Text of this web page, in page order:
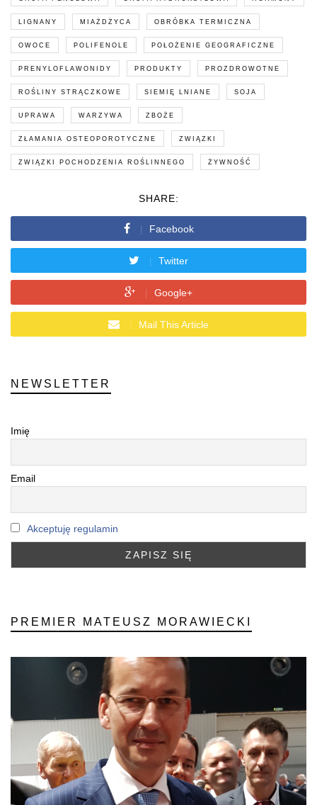
LIGNANY MIAŻDŻYCA OBRÓBKA TERMICZNA
OWOCE POLIFENOLE POŁOŻENIE GEOGRAFICZNE
PRENYLOFLAWONIDY PRODUKTY PROZDROWOTNE
ROŚLINY STRĄCZKOWE SIEMIĘ LNIANE SOJA
UPRAWA WARZYWA ZBOŻE
ZŁAMANIA OSTEOPOROTYCZNE ZWIĄZKI
ZWIĄZKI POCHODZENIA ROŚLINNEGO ŻYWNOŚĆ
SHARE:
Facebook
Twitter
Google+
Mail This Article
NEWSLETTER
Imię
Email
Akceptuję regulamin
PREMIER MATEUSZ MORAWIECKI